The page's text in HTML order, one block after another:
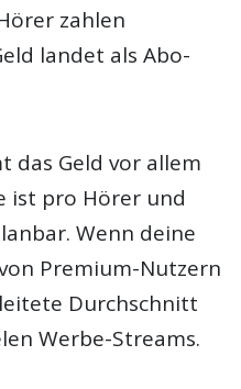
zahlen
landet als Abo-
das Geld vor allem
ist pro Hörer und
Wenn deine
Premium-Nutzern
Durchschnitt
Werbe-Streams.